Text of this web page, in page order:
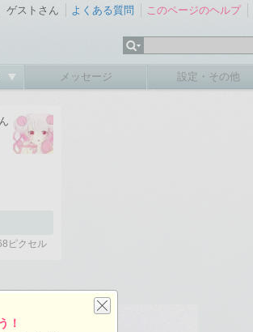
ゲストさん よくある質問 このページのヘルプ
メッセージ 設定・その他
ピクセル
！